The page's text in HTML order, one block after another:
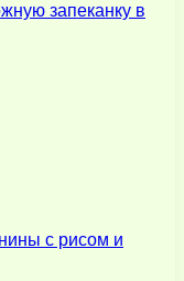
запеканку в
с рисом и